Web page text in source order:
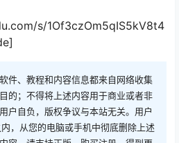
s/1Of3czOm5qIS5kV8t4
件、教程和内容信息都来自网络收集
的；不得将上述内容用于商业或者非
户自负，版权争议与本站无关。用户
，从您的电脑或手机中彻底删除上述